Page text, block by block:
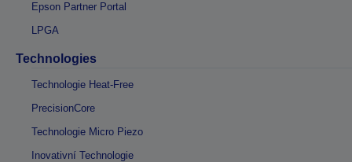
Epson Partner Portal
LPGA
Technologies
Technologie Heat-Free
PrecisionCore
Technologie Micro Piezo
Inovativní Technologie